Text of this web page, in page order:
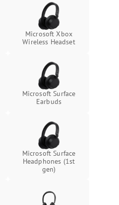
Microsoft Xbox
Wireless Headset
Microsoft Surface
Earbuds
Microsoft Surface
Headphones (1st
gen)